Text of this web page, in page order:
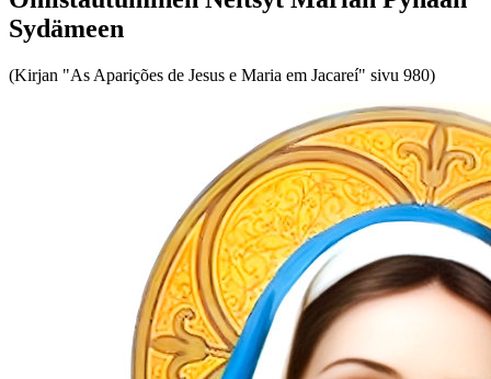
Sydämeen
(Kirjan "As Aparições de Jesus e Maria em Jacareí" sivu 980)